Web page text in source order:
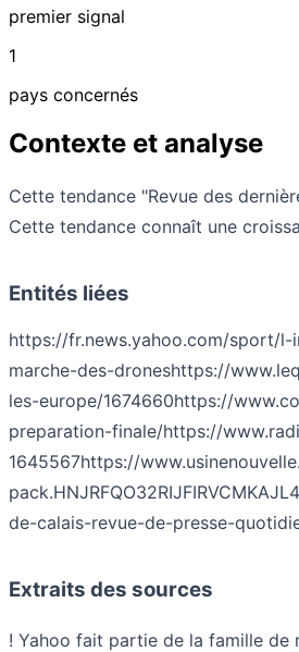
premier signal
1
pays concernés
Contexte et analyse
Cette tendance "Revue des
Cette tendance connaît une
Entités liées
https://fr.news.yahoo.com/sport/l-
marche-des-droneshttps://
les-europe/1674660https://
preparation-finale/https://
1645567https://
de-calais-revue-de-presse-
Extraits des sources
! Yahoo fait partie de la famille